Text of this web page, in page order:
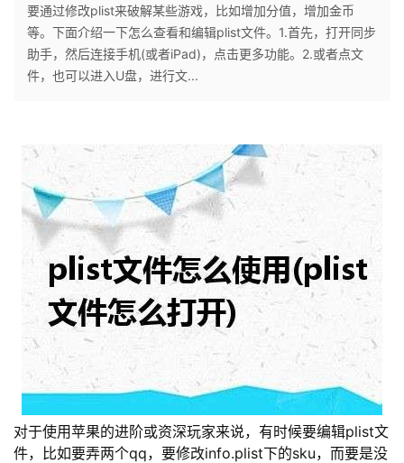
个
人
我
发
者
的
我
坛
圈
的
我
要通过修改plist来破解某些游戏，比如增加分值，增加金币
等。下面介绍一下怎么查看和编辑plist文件。1.首先，打开同步
助手，然后连接手机(或者iPad)，点击更多功能。2.或者点文
件，也可以进入U盘，进行文...
对于使用苹果的进阶或资深玩家来说，有时候要编辑plist文
件，比如要弄两个qq，要修改info.plist下的sku，而要是没